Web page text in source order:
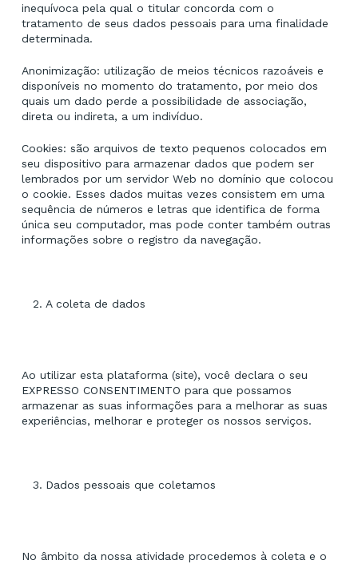
inequívoca pela qual o titular concorda com o
tratamento de seus dados pessoais para uma finalidade
determinada.
Anonimização: utilização de meios técnicos razoáveis e
disponíveis no momento do tratamento, por meio dos
quais um dado perde a possibilidade de associação,
direta ou indireta, a um indivíduo.
Cookies: são arquivos de texto pequenos colocados em
seu dispositivo para armazenar dados que podem ser
lembrados por um servidor Web no domínio que colocou
o cookie. Esses dados muitas vezes consistem em uma
sequência de números e letras que identifica de forma
única seu computador, mas pode conter também outras
informações sobre o registro da navegação.
A coleta de dados
Ao utilizar esta plataforma (site), você declara o seu
EXPRESSO CONSENTIMENTO para que possamos
armazenar as suas informações para a melhorar as suas
experiências, melhorar e proteger os nossos serviços.
Dados pessoais que coletamos
No âmbito da nossa atividade procedemos à coleta e o